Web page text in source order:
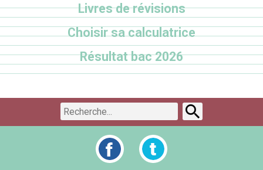
Livres de révisions
Choisir sa calculatrice
Résultat bac 2026